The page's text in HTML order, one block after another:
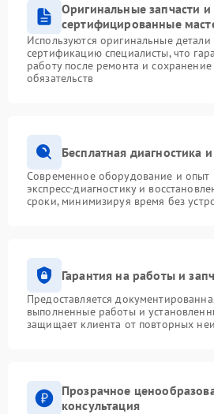
Оригинальные запчасти и
сертифицированные
Используются оригинальные
сертификацию специалисты, что
работу после ремонта и
обязательств
Бесплатная диагностика
Современное оборудование и опыт
экспресс-диагностику и
сроки, минимизируя время без
Гарантия на работы и
Предоставляется
выполненные работы и
защищает клиента от повторных
Прозрачное
консультация